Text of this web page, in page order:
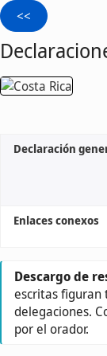
Declaración
Enlaces conexos
Descargo de
escritas figuran
delegaciones.
por el orador.